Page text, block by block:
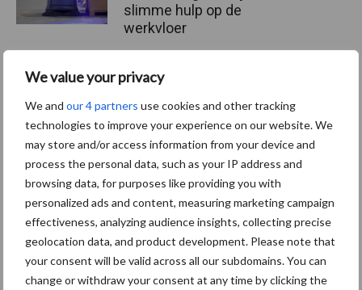
We value your privacy
We and our 4 partners use cookies and other tracking
technologies to improve your experience on our website. We
may store and/or access information from your device and
process the personal data, such as your IP address and
browsing data, for purposes like providing you with
personalized ads and content, measuring marketing campaign
effectiveness, analyzing audience insights, collecting precise
geolocation data, and product development. Please note that
your consent will be valid across all our subdomains. You can
change or withdraw your consent at any time by clicking the
slimme hulp op de
werkvloer
Van onze partner The Legal
Company
Bescherming van
persoonsgegevens: grip op
de risico’s
Hervorming flexibele
arbeidscontracten kent
mitsen en maren